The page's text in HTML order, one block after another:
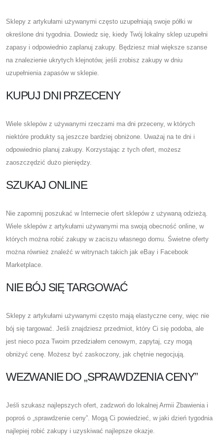
Sklepy z artykułami używanymi często uzupełniają swoje półki w
określone dni tygodnia. Dowiedz się, kiedy Twój lokalny sklep uzupełni
zapasy i odpowiednio zaplanuj zakupy. Będziesz miał większe szanse
na znalezienie ukrytych klejnotów, jeśli zrobisz zakupy w dniu
uzupełnienia zapasów w sklepie.
KUPUJ DNI PRZECENY
Wiele sklepów z używanymi rzeczami ma dni przeceny, w których
niektóre produkty są jeszcze bardziej obniżone. Uważaj na te dni i
odpowiednio planuj zakupy. Korzystając z tych ofert, możesz
zaoszczędzić dużo pieniędzy.
SZUKAJ ONLINE
Nie zapomnij poszukać w Internecie ofert sklepów z używaną odzieżą.
Wiele sklepów z artykułami używanymi ma swoją obecność online, w
których można robić zakupy w zaciszu własnego domu. Świetne oferty
można również znaleźć w witrynach takich jak eBay i Facebook
Marketplace.
NIE BÓJ SIĘ TARGOWAĆ
Sklepy z artykułami używanymi często mają elastyczne ceny, więc nie
bój się targować. Jeśli znajdziesz przedmiot, który Ci się podoba, ale
jest nieco poza Twoim przedziałem cenowym, zapytaj, czy mogą
obniżyć cenę. Możesz być zaskoczony, jak chętnie negocjują.
WEZWANIE DO „SPRAWDZENIA CENY”
Jeśli szukasz najlepszych ofert, zadzwoń do lokalnej Armii Zbawienia i
poproś o „sprawdzenie ceny”. Mogą Ci powiedzieć, w jaki dzień tygodnia
najlepiej robić zakupy i uzyskiwać najlepsze okazje.